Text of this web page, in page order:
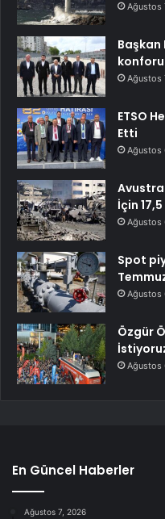
Ağustos
Başkan
Ağustos
ETSO
Etti
Ağustos
İçin
Ağustos
Spot
Ağustos
Özgür
Ağustos
En Güncel Haberler
Ağustos 7, 2026